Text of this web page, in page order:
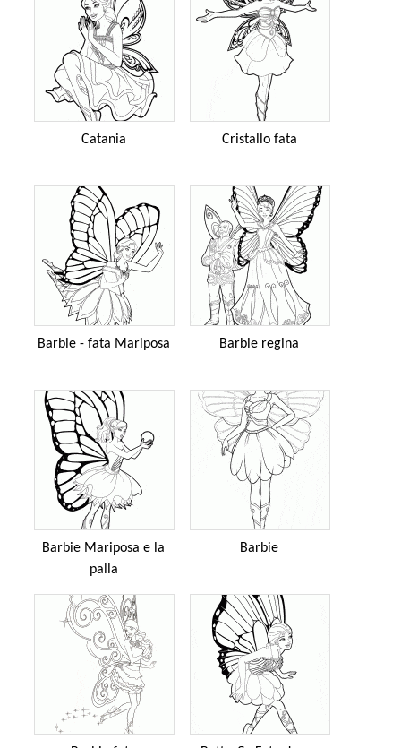
Catania Cristallo fata
Barbie - fata Mariposa Barbie regina
Barbie Mariposa e la
palla
Barbie